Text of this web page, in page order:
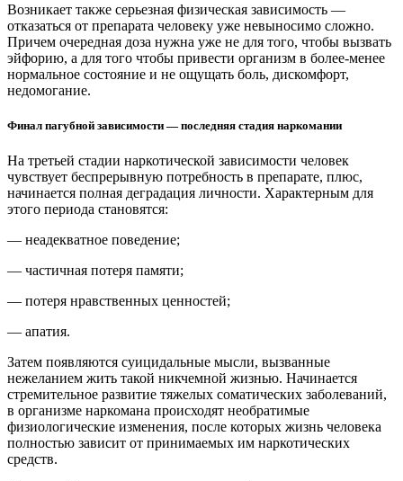
Возникает также серьезная физическая зависимость —
отказаться от препарата человеку уже невыносимо сложно.
Причем очередная доза нужна уже не для того, чтобы вызвать
эйфорию, а для того чтобы привести организм в более-менее
нормальное состояние и не ощущать боль, дискомфорт,
недомогание.
Финал пагубной зависимости — последняя стадия наркомании
На третьей стадии наркотической зависимости человек
чувствует беспрерывную потребность в препарате, плюс,
начинается полная деградация личности. Характерным для
этого периода становятся:
— неадекватное поведение;
— частичная потеря памяти;
— потеря нравственных ценностей;
— апатия.
Затем появляются суицидальные мысли, вызванные
нежеланием жить такой никчемной жизнью. Начинается
стремительное развитие тяжелых соматических заболеваний,
в организме наркомана происходят необратимые
физиологические изменения, после которых жизнь человека
полностью зависит от принимаемых им наркотических
средств.